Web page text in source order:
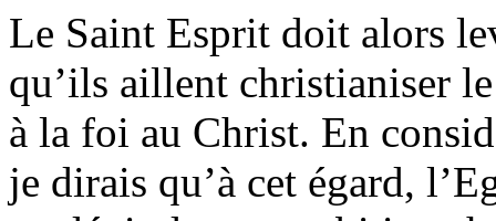
Le Saint Esprit doit alors
qu’ils aillent christianiser
à la foi au Christ. En
je dirais qu’à cet égard,